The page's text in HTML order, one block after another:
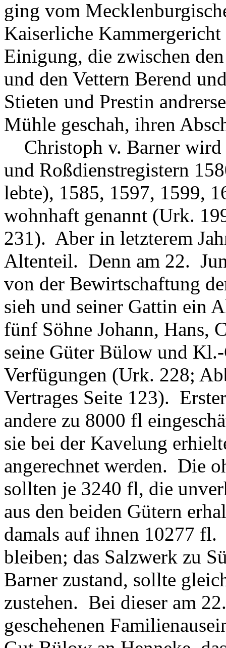
ging vom
Kaiserliche
Einigung, die zwischen
und den Vettern Berend
Stieten und Prestin
Mühle geschah, ihren
Christoph v. Barner wird
und Roßdienstregistern
lebte), 1585, 1597, 1599,
wohnhaft genannt (Urk.
231). Aber in letzterem
Altenteil. Denn am 22.
von der Bewirtschaftung
sieh und seiner Gattin ein
fünf Söhne Johann, Hans,
seine Güter Bülow und
Verfügungen (Urk. 228;
Vertrages Seite 123).
andere zu 8000 fl
sie bei der Kavelung
angerechnet werden. Die
sollten je 3240 fl, die
aus den beiden Gütern
damals auf ihnen 10277
bleiben; das Salzwerk zu
Barner zustand, sollte
zustehen. Bei dieser am
geschehenen